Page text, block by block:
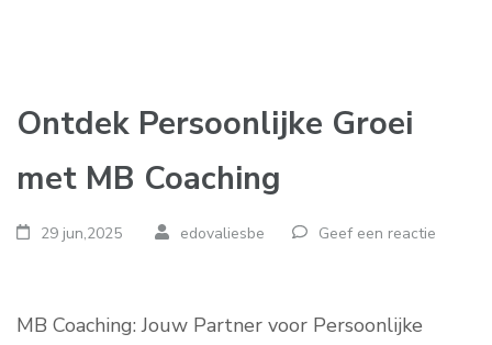
Ontdek Persoonlijke Groei
met MB Coaching
29 jun,2025 edovaliesbe Geef een reactie
MB Coaching: Jouw Partner voor Persoonlijke